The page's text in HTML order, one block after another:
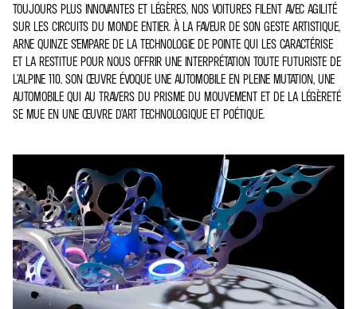
TOUJOURS PLUS INNOVANTES ET LÉGÈRES, NOS VOITURES FILENT AVEC AGILITÉ
SUR LES CIRCUITS DU MONDE ENTIER. À LA FAVEUR DE SON GESTE ARTISTIQUE,
ARNE QUINZE S’EMPARE DE LA TECHNOLOGIE DE POINTE QUI LES CARACTÉRISE
ET LA RESTITUE POUR NOUS OFFRIR UNE INTERPRÉTATION TOUTE FUTURISTE DE
L’ALPINE 110. SON ŒUVRE ÉVOQUE UNE AUTOMOBILE EN PLEINE MUTATION, UNE
AUTOMOBILE QUI AU TRAVERS DU PRISME DU MOUVEMENT ET DE LA LÉGÈRETÉ
SE MUE EN UNE ŒUVRE D’ART TECHNOLOGIQUE ET POÉTIQUE.